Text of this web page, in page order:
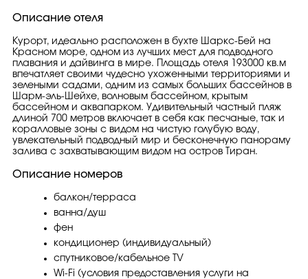
Описание отеля
Курорт, идеально расположен в бухте Шаркс-Бей на
Красном море, одном из лучших мест для подводного
плавания и дайвинга в мире. Площадь отеля 193000 кв.м
впечатляет своими чудесно ухоженными территориями и
зелеными садами, одним из самых больших бассейнов в
Шарм-эль-Шейхе, волновым бассейном, крытым
бассейном и аквапарком. Удивительный частный пляж
длиной 700 метров включает в себя как песчаные, так и
коралловые зоны с видом на чистую голубую воду,
увлекательный подводный мир и бесконечную панораму
залива с захватывающим видом на остров Тиран.
Описание номеров
​балкон/терраса
ванна/душ
фен
кондиционер (индивидуальный)
спутниковое/кабельное TV
Wi-Fi (условия предоставления услуги на